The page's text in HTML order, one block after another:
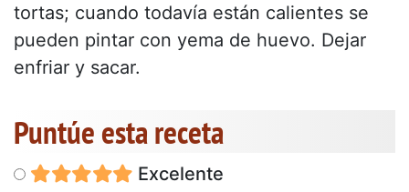
tortas; cuando todavía están calientes se
pueden pintar con yema de huevo. Dejar
enfriar y sacar.
Puntúe esta receta
Excelente